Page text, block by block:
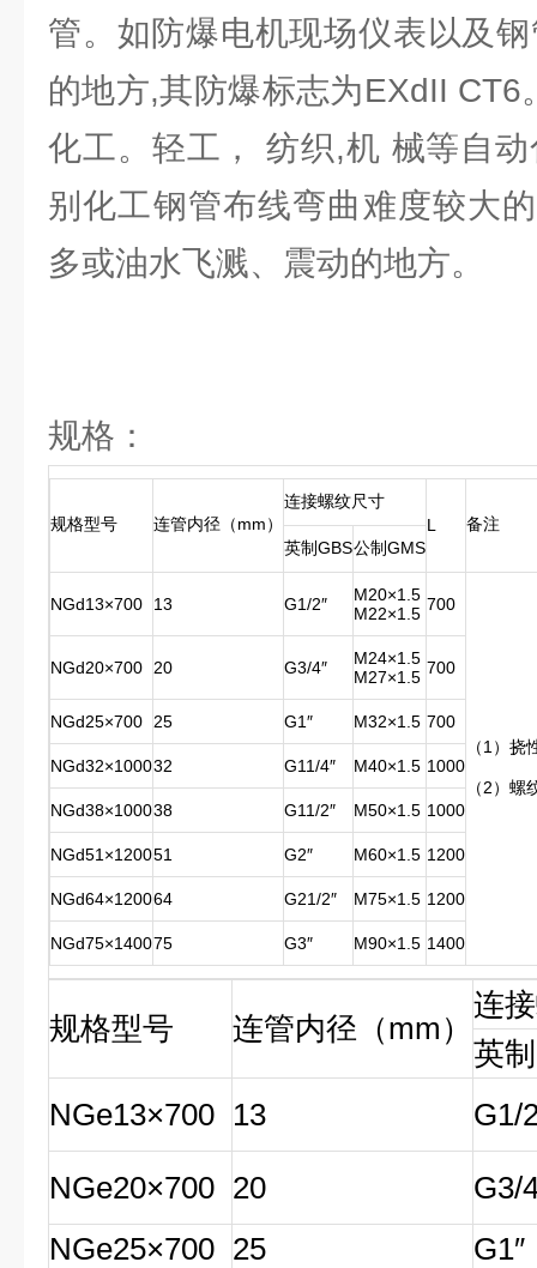
管。如防爆电机现场仪表以及
的地方,其防爆标志为EXdII CT6
化工。轻工， 纺织,机 械等自
别化工钢管布线弯曲难度较大
多或油水飞溅、震动的地方。
规格：
规格型号 连管内径（mm）
连接螺纹尺寸
L
备注
英制GBS公制GMS
NGd13×700 13 G1/2″
M20×1.5
M22×1.5 700
（1）
（2）
NGd20×700 20 G3/4″
M24×1.5
M27×1.5 700
NGd25×700 25 G1″ M32×1.5 700
NGd32×100032 G11/4″ M40×1.5 1000
NGd38×100038 G11/2″ M50×1.5 1000
NGd51×120051 G2″ M60×1.5 1200
NGd64×120064 G21/2″ M75×1.5 1200
NGd75×140075 G3″ M90×1.5 1400
规格型号 连管内径（mm）
连
英
NGe13×700 13 G1/
NGe20×700 20
G3/
NGe25×700 25
G1″